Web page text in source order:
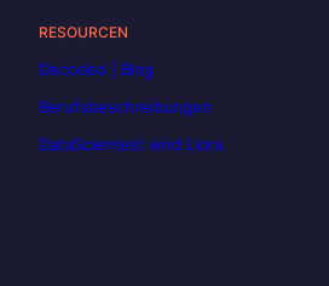
RESOURCEN
Decoded | Blog
Berufsbeschreibungen
DataScientest wird Liora